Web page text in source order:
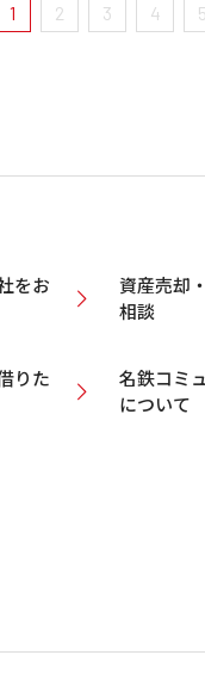
1 2 3 4 5
をお
資産売却
相談
りた
名鉄コミ
について